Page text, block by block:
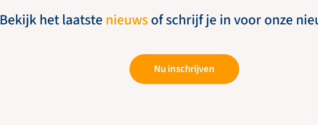
Bekijk het laatste nieuwsof schrijf je in voor onze
Nu inschrijven